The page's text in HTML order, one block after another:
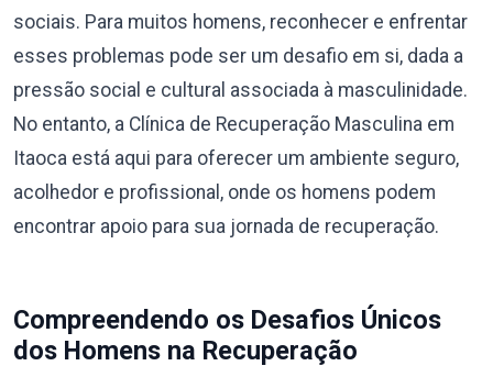
sociais. Para muitos homens, reconhecer e enfrentar
esses problemas pode ser um desafio em si, dada a
pressão social e cultural associada à masculinidade.
No entanto, a Clínica de Recuperação Masculina em
Itaoca está aqui para oferecer um ambiente seguro,
acolhedor e profissional, onde os homens podem
encontrar apoio para sua jornada de recuperação.
Compreendendo os Desafios Únicos
dos Homens na Recuperação